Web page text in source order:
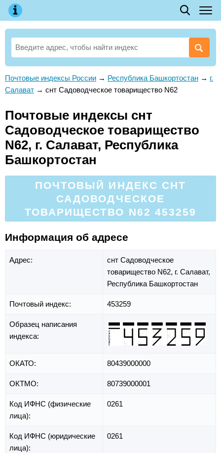
Почтовые индексы России → Республика Башкортостан → г.
Салават → снт Садоводческое товарищество N62
Почтовые индексы снт
Садоводческое товарищество
N62, г. Салават, Республика
Башкортостан
ПОЧТОВЫЙ ИНДЕКС СНТ
САДОВОДЧЕСКОЕ
ТОВАРИЩЕСТВО N62 453259
Информация об адресе
Адрес:
снт Садоводческое
товарищество N62, г. Салават,
Республика Башкортостан
Почтовый индекс: 453259
Образец написания
индекса:
ОКАТО: 80439000000
ОКТМО: 80739000001
Код ИФНС (физические
лица):
0261
Код ИФНС (юридические
лица):
0261